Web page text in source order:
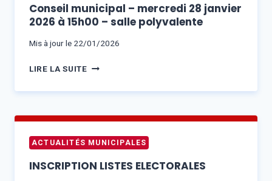
–
SALLE
POLYVALENTE
Conseil municipal – mercredi 28 janvier
2026 à 15h00 – salle polyvalente
Mis à jour le 22/01/2026
LIRE LA SUITECONSEIL
–
28
2026
À
ACTUALITÉS MUNICIPALES
INSCRIPTION LISTES ELECTORALES